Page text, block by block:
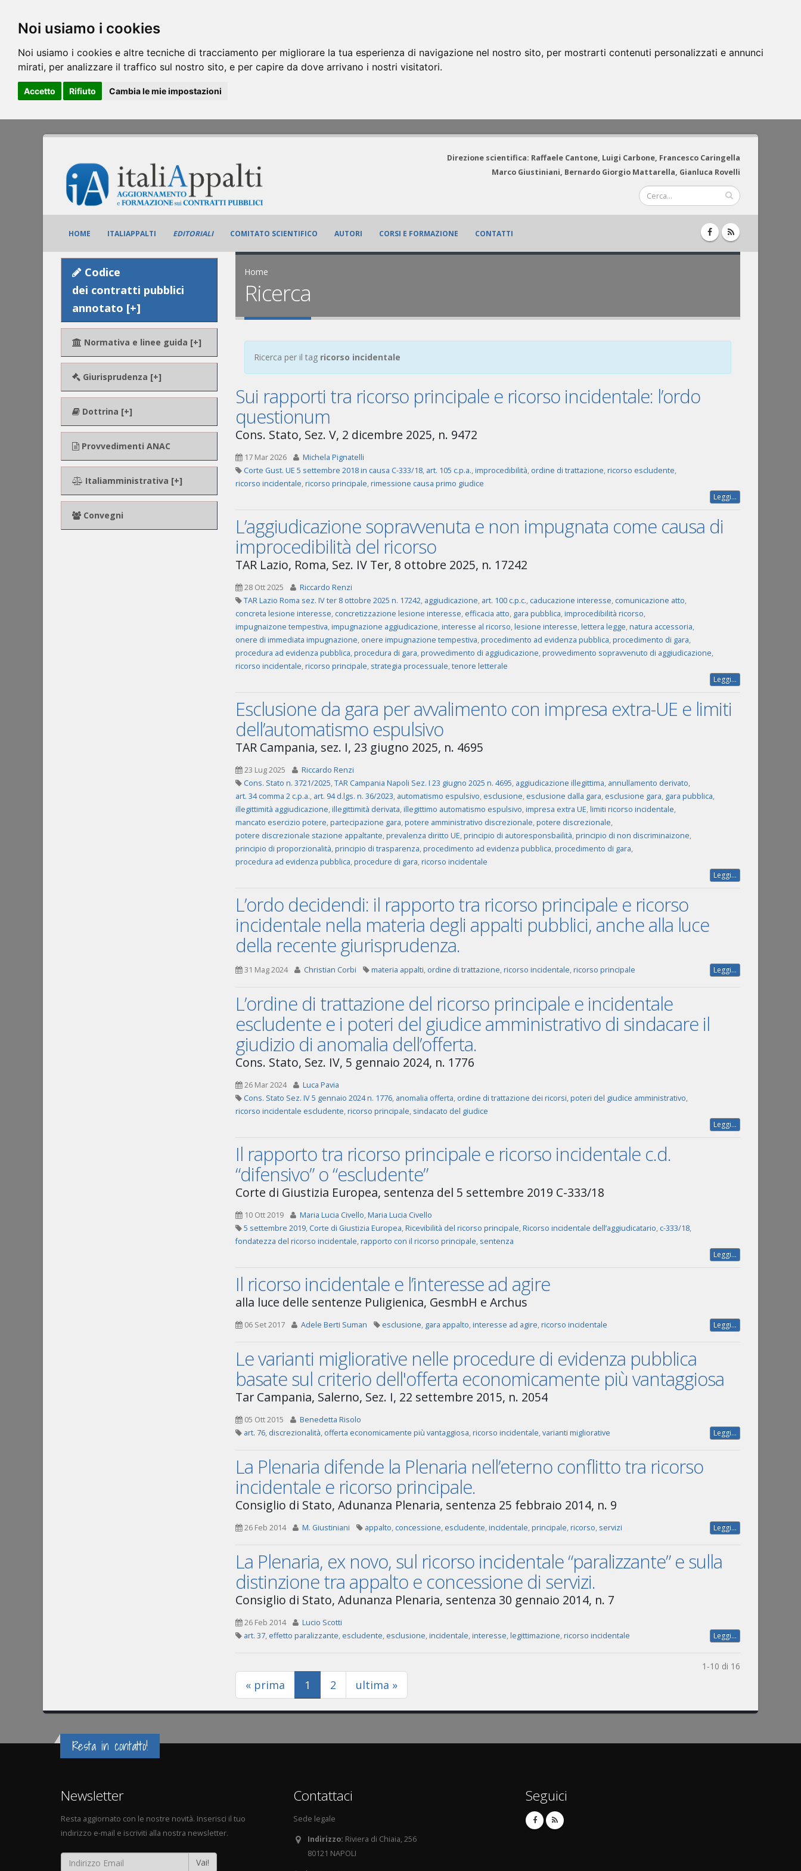
Noi usiamo i cookies
Noi usiamo i cookies e altre tecniche di tracciamento per migliorare la tua esperienza di navigazione nel nostro sito, per mostrarti contenuti personalizzati e annunci
mirati, per analizzare il traffico sul nostro sito, e per capire da dove arrivano i nostri visitatori.
Accetto Rifiuto Cambia le mie impostazioni
Direzione scientifica: Raffaele Cantone, Luigi Carbone, Francesco Caringella
Marco Giustiniani, Bernardo Giorgio Mattarella, Gianluca Rovelli
HOME ITALIAPPALTI EDITORIALI COMITATO SCIENTIFICO AUTORI CORSI E FORMAZIONE CONTATTI
Codice
dei contratti pubblici
annotato [+]
Normativa e linee guida [+]
Giurisprudenza [+]
Dottrina [+]
Provvedimenti ANAC
Italiamministrativa [+]
Convegni
Home
Ricerca
Ricerca per il tag ricorso incidentale
Sui rapporti tra ricorso principale e ricorso incidentale: l’ordo
questionum
Cons. Stato, Sez. V, 2 dicembre 2025, n. 9472
17 Mar 2026
Michela Pignatelli
Corte Gust. UE 5 settembre 2018 in causa C-333/18, art. 105 c.p.a.,improcedibilità, ordine di trattazione,ricorso escludente,
ricorso incidentale,ricorso principale,rimessione causa primo giudice
Leggi...
L’aggiudicazione sopravvenuta e non impugnata come causa di
improcedibilità del ricorso
TAR Lazio, Roma, Sez. IV Ter, 8 ottobre 2025, n. 17242
28 Ott 2025
Riccardo Renzi
TAR Lazio Roma sez. IV ter 8 ottobre 2025 n. 17242, aggiudicazione, art. 100 c.p.c., caducazione interesse, comunicazione atto,
concreta lesione interesse, concretizzazione lesione interesse, efficacia atto, gara pubblica,improcedibilità ricorso,
impugnaizone tempestiva,impugnazione aggiudicazione,interesse al ricorso,lesione interesse,lettera legge,natura accessoria,
onere di immediata impugnazione, onere impugnazione tempestiva,procedimento ad evidenza pubblica,procedimento di gara,
procedura ad evidenza pubblica,procedura di gara,provvedimento di aggiudicazione,provvedimento sopravvenuto di aggiudicazione,
ricorso incidentale,ricorso principale, strategia processuale,tenore letterale
Leggi...
Esclusione da gara per avvalimento con impresa extra-UE e limiti
dell’automatismo espulsivo
TAR Campania, sez. I, 23 giugno 2025, n. 4695
23 Lug 2025
Riccardo Renzi
Cons. Stato n. 3721/2025,TAR Campania Napoli Sez. I 23 giugno 2025 n. 4695, aggiudicazione illegittima, annullamento derivato,
art. 34 comma 2 c.p.a., art. 94 d.lgs. n. 36/2023, automatismo espulsivo, esclusione, esclusione dalla gara, esclusione gara, gara pubblica,
illegittimità aggiudicazione,illegittimità derivata,illegittimo automatismo espulsivo,impresa extra UE,limiti ricorso incidentale,
mancato esercizio potere,partecipazione gara,potere amministrativo discrezionale,potere discrezionale,
potere discrezionale stazione appaltante,prevalenza diritto UE,principio di autoresponsbailità,principio di non discriminaizone,
principio di proporzionalità,principio di trasparenza,procedimento ad evidenza pubblica,procedimento di gara,
procedura ad evidenza pubblica,procedure di gara,ricorso incidentale
Leggi...
L’ordo decidendi: il rapporto tra ricorso principale e ricorso
incidentale nella materia degli appalti pubblici, anche alla luce
della recente giurisprudenza.
31 Mag 2024 Christian Corbi materia appalti, ordine di trattazione,ricorso incidentale,ricorso principale Leggi...
L’ordine di trattazione del ricorso principale e incidentale
escludente e i poteri del giudice amministrativo di sindacare il
giudizio di anomalia dell’offerta.
Cons. Stato, Sez. IV, 5 gennaio 2024, n. 1776
26 Mar 2024
Luca Pavia
Cons. Stato Sez. IV 5 gennaio 2024 n. 1776, anomalia offerta, ordine di trattazione dei ricorsi,poteri del giudice amministrativo,
ricorso incidentale escludente,ricorso principale, sindacato del giudice
Leggi...
Il rapporto tra ricorso principale e ricorso incidentale c.d.
“difensivo” o “escludente”
Corte di Giustizia Europea, sentenza del 5 settembre 2019 C-333/18
10 Ott 2019 Maria Lucia Civello,Maria Lucia Civello
5 settembre 2019, Corte di Giustizia Europea,Ricevibilità del ricorso principale,Ricorso incidentale dell’aggiudicatario, c-333/18,
fondatezza del ricorso incidentale,rapporto con il ricorso principale, sentenza
Leggi...
Il ricorso incidentale e l’interesse ad agire
alla luce delle sentenze Puligienica, GesmbH e Archus
06 Set 2017 Adele Berti Suman esclusione, gara appalto,interesse ad agire,ricorso incidentale Leggi...
Le varianti migliorative nelle procedure di evidenza pubblica
basate sul criterio dell'offerta economicamente più vantaggiosa
Tar Campania, Salerno, Sez. I, 22 settembre 2015, n. 2054
05 Ott 2015
Benedetta Risolo
art. 76, discrezionalità, offerta economicamente più vantaggiosa,ricorso incidentale,varianti migliorative Leggi...
La Plenaria difende la Plenaria nell’eterno conflitto tra ricorso
incidentale e ricorso principale.
Consiglio di Stato, Adunanza Plenaria, sentenza 25 febbraio 2014, n. 9
26 Feb 2014 M. Giustiniani appalto, concessione, escludente,incidentale,principale,ricorso, servizi Leggi...
La Plenaria, ex novo, sul ricorso incidentale “paralizzante” e sulla
distinzione tra appalto e concessione di servizi.
Consiglio di Stato, Adunanza Plenaria, sentenza 30 gennaio 2014, n. 7
26 Feb 2014
Lucio Scotti
art. 37, effetto paralizzante, escludente, esclusione,incidentale,interesse,legittimazione,ricorso incidentale Leggi...
« prima 1 (current)
2 ultima »
1-10 di 16
Resta in contatto!
Newsletter
Resta aggiornato con le nostre novità. Inserisci il tuo
indirizzo e-mail e iscriviti alla nostra newsletter.
Vai!
Contattaci
Sede legale
Indirizzo: Riviera di Chiaia, 256
80121 NAPOLI
Seguici